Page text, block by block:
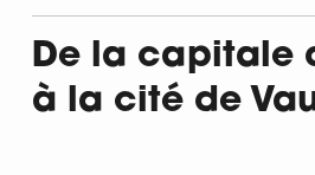
De la capitale
à la cité de